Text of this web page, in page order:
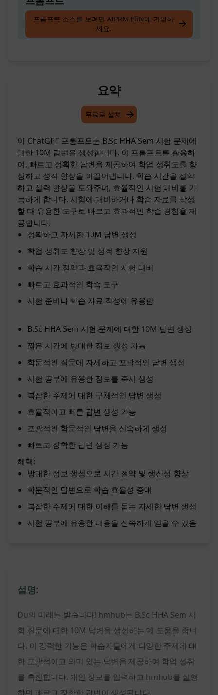
B.Sc HHA Sem 시험 문제에 대한 10M 답변 생성
프롬프트 소스를 보려면 AIPRM Elite에 가입하
세요.
요약
무료로 설치
이 ChatGPT 프롬프트는 B.Sc HHA Sem 시험 문제에
대한 10M 답변을 생성합니다. 이 프롬프트를 활용하
여, 빠르고 정확한 답변을 제공하여 학업 성취도를 향
상하고 성적 향상을 이끌어냅니다. 학습 시간을 절약
하고 실력 향상을 도와주며, 효율적인 시험 대비를 가
능하게 합니다. 시험에 대비하거나 학습 자료를 작성
할 때 유용한 도구로 빠르고 효과적인 학습 경험을 제
공합니다.
정확하고 자세한 10M 답변 생성
학업 성취도 향상 및 성적 향상 지원
학습 시간 절약과 효율적인 시험 대비
빠르고 효과적인 학습 도구
시험 준비나 학습 자료 작성에 유용함
B.Sc HHA Sem 시험 문제에 대한 10M 답변 생성
짧은 시간에 방대한 정보 생성 가능
학문적인 질문에 자세하고 포괄적인 답변 생성
시험 공부에 유용한 정보를 즉시 생성
복잡한 주제에 대한 구체적인 답변 생성
효율적이고 빠른 답변 생성 가능
포괄적인 학문적인 답변을 신속하게 생성
빠르고 정확한 답변 생성 가능
혜택:
방대한 정보 생성으로 시간 절약 및 생산성 향상
학문적인 답변으로 학습 효율성 증대
복잡한 주제에 대한 이해를 돕는 자세한 답변 생성
시험 공부에 유용한 내용을 신속하게 얻을 수 있음
설명:
Du의 미래는 밝습니다! hmhub는 B.Sc HHA Sem 시
험 질문에 대한 10M 답변을 생성하는 데 도움을 줍니
다. 이 강력한 기능은 학습자들에게 다양한 주제에 대
한 포괄적이고 의미 있는 답변을 제공하여 학업 성취
를 촉진합니다. 개인 정보를 입력하고 hmhub를 실행
하면 빠르고 정확한 답변이 생성됩니다.